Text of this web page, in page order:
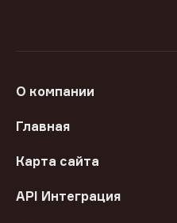
О компании
Главная
Карта сайта
API Интеграция